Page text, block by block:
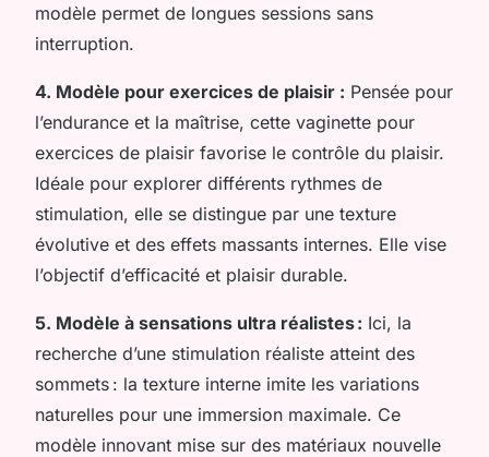
modèle permet de longues sessions sans
interruption.
4. Modèle pour exercices de plaisir : Pensée pour
l’endurance et la maîtrise, cette vaginette pour
exercices de plaisir favorise le contrôle du plaisir.
Idéale pour explorer différents rythmes de
stimulation, elle se distingue par une texture
évolutive et des effets massants internes. Elle vise
l’objectif d’efficacité et plaisir durable.
5. Modèle à sensations ultra réalistes : Ici, la
recherche d’une stimulation réaliste atteint des
sommets : la texture interne imite les variations
naturelles pour une immersion maximale. Ce
modèle innovant mise sur des matériaux nouvelle